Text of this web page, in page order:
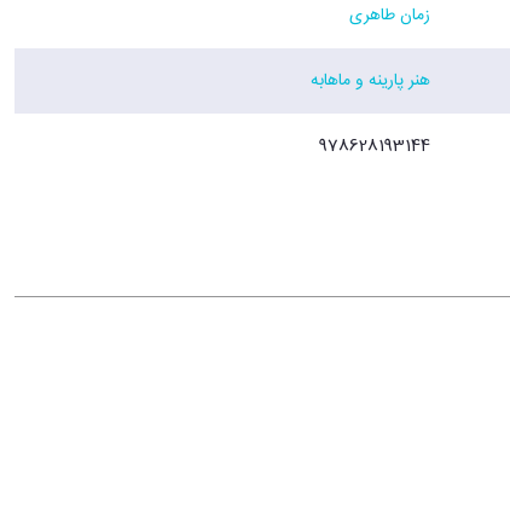
زمان طاهری
هنر پارینه و ماهابه
978628193144